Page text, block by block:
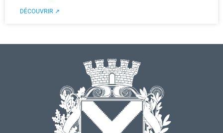
DÉCOUVRIR ↗